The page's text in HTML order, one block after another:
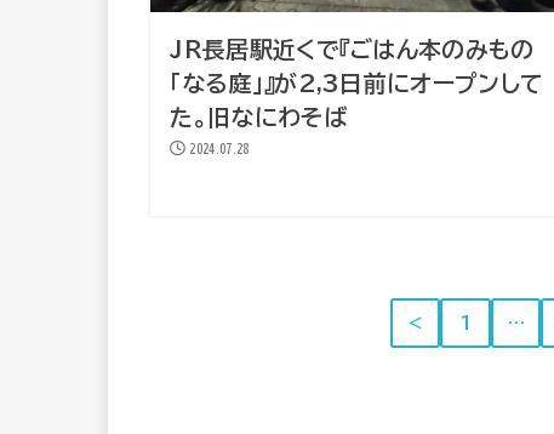
JR長居駅近くで『ごはん本のみもの
「なる庭」』が2,3日前にオープンして
た。旧なにわそば
2024.07.28
＜ 1 …